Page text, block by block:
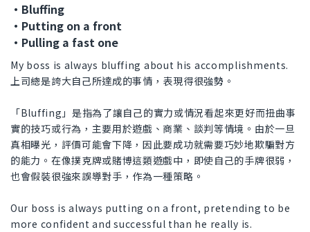
・Bluffing
・Putting on a front
・Pulling a fast one
My boss is always bluffing about his accomplishments.
上司總是誇大自己所達成的事情，表現得很強勢。
「Bluffing」是指為了讓自己的實力或情況看起來更好而扭曲事
實的技巧或行為，主要用於遊戲、商業、談判等情境。由於一旦
真相曝光，評價可能會下降，因此要成功就需要巧妙地欺騙對方
的能力。在像撲克牌或賭博這類遊戲中，即使自己的手牌很弱，
也會假裝很強來誤導對手，作為一種策略。
Our boss is always putting on a front, pretending to be
more confident and successful than he really is.